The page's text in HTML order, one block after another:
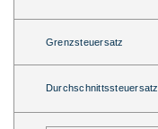
Grenzsteuersatz
Durchschnittssteuersatz